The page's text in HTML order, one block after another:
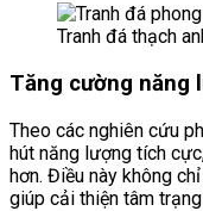
Tranh đá thạch
Tăng cường năng
Theo các nghiên cứu
hút năng lượng tích
hơn. Điều này không
giúp cải thiện tâm